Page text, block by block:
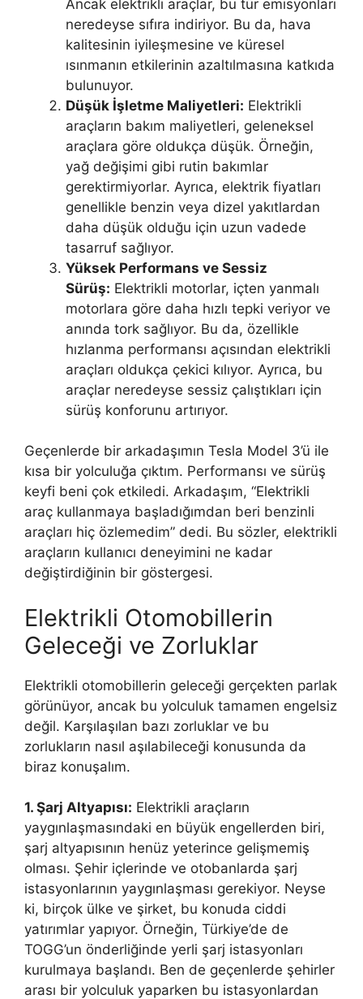
Ancak elektrikli araçlar, bu tür emisyonları
neredeyse sıfıra indiriyor. Bu da, hava
kalitesinin iyileşmesine ve küresel
ısınmanın etkilerinin azaltılmasına katkıda
bulunuyor.
Düşük İşletme Maliyetleri: Elektrikli
araçların bakım maliyetleri, geleneksel
araçlara göre oldukça düşük. Örneğin,
yağ değişimi gibi rutin bakımlar
gerektirmiyorlar. Ayrıca, elektrik fiyatları
genellikle benzin veya dizel yakıtlardan
daha düşük olduğu için uzun vadede
tasarruf sağlıyor.
Yüksek Performans ve Sessiz
Sürüş: Elektrikli motorlar, içten yanmalı
motorlara göre daha hızlı tepki veriyor ve
anında tork sağlıyor. Bu da, özellikle
hızlanma performansı açısından elektrikli
araçları oldukça çekici kılıyor. Ayrıca, bu
araçlar neredeyse sessiz çalıştıkları için
sürüş konforunu artırıyor.
Geçenlerde bir arkadaşımın Tesla Model 3’ü ile
kısa bir yolculuğa çıktım. Performansı ve sürüş
keyfi beni çok etkiledi. Arkadaşım, “Elektrikli
araç kullanmaya başladığımdan beri benzinli
araçları hiç özlemedim” dedi. Bu sözler, elektrikli
araçların kullanıcı deneyimini ne kadar
değiştirdiğinin bir göstergesi.
Elektrikli Otomobillerin
Geleceği ve Zorluklar
Elektrikli otomobillerin geleceği gerçekten parlak
görünüyor, ancak bu yolculuk tamamen engelsiz
değil. Karşılaşılan bazı zorluklar ve bu
zorlukların nasıl aşılabileceği konusunda da
biraz konuşalım.
1. Şarj Altyapısı: Elektrikli araçların
yaygınlaşmasındaki en büyük engellerden biri,
şarj altyapısının henüz yeterince gelişmemiş
olması. Şehir içlerinde ve otobanlarda şarj
istasyonlarının yaygınlaşması gerekiyor. Neyse
ki, birçok ülke ve şirket, bu konuda ciddi
yatırımlar yapıyor. Örneğin, Türkiye’de de
TOGG’un önderliğinde yerli şarj istasyonları
kurulmaya başlandı. Ben de geçenlerde şehirler
arası bir yolculuk yaparken bu istasyonlardan